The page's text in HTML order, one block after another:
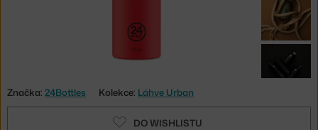
Značka: 24Bottles Kolekce: Láhve Urban
DO WISHLISTU